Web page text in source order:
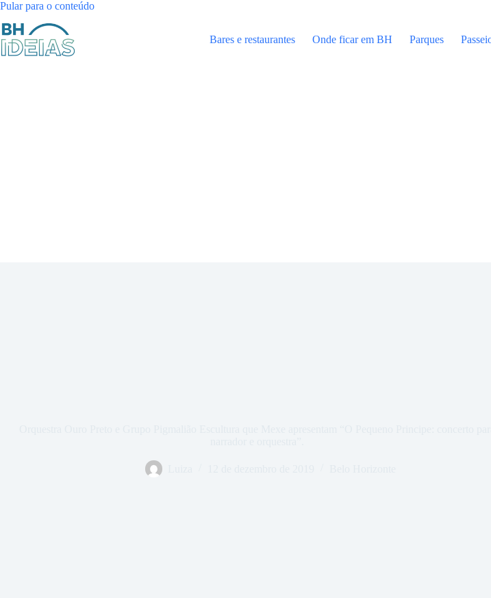
Pular para o conteúdoPular
Bares e restaurantes Onde ficar em BH Parques